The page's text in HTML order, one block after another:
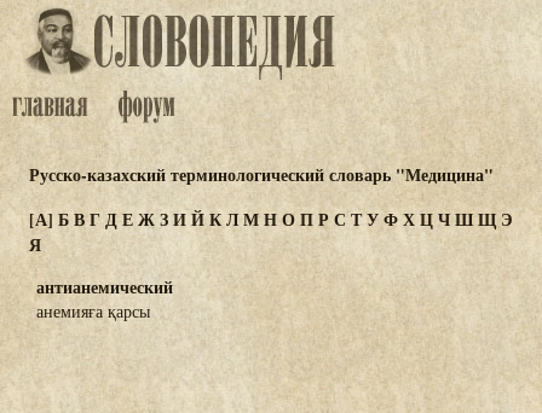
Русско-казахский терминологический словарь "Медицина"
[А] БВГДЕЖЗИЙКЛМНОПРСТУФХЦЧШЩ Э
Я
антианемический
анемияға қарсы